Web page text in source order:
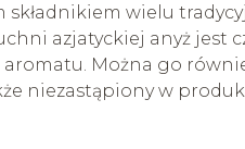
wielu
azjatyckiej anyż jest
Można go
niezastąpiony w